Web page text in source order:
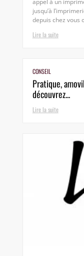
jusqu’à
depuis chez vous
Lire la suite
CONSEIL
Pratique,
découvrez...
Lire la suite